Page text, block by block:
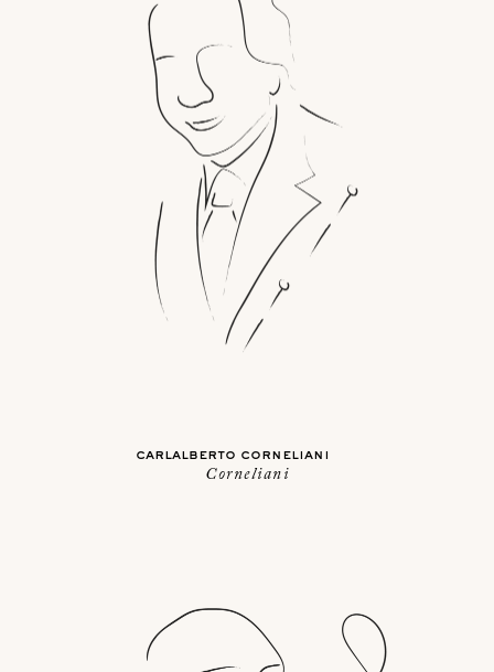
carlalberto corneliani
Corneliani